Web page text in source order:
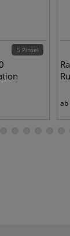
5 Pinsel
ab